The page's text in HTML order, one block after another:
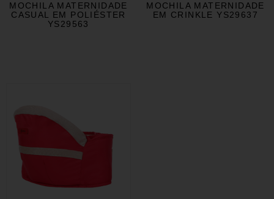
MOCHILA MATERNIDADE
CASUAL EM POLIÉSTER
YS29563
MOCHILA MATERNIDADE
EM CRINKLE YS29637